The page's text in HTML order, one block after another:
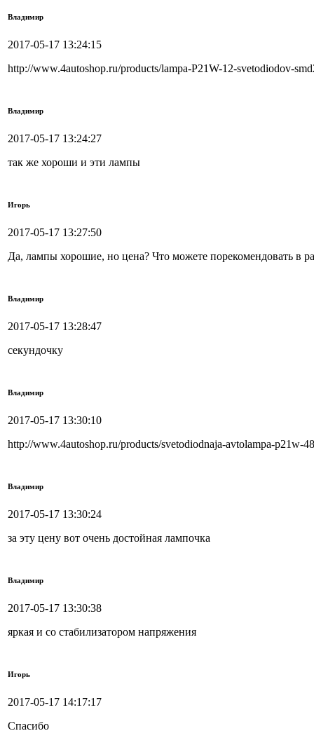
Владимир
2017-05-17 13:24:15
http://www.4autoshop.ru/products/lampa-P21W-12-svetodiodov-
Владимир
2017-05-17 13:24:27
так же хороши и эти лампы
Игорь
2017-05-17 13:27:50
Да, лампы хорошие, но цена? Что можете порекомендовать в
Владимир
2017-05-17 13:28:47
секундочку
Владимир
2017-05-17 13:30:10
http://www.4autoshop.ru/products/svetodiodnaja-avtolampa-p21w-
Владимир
2017-05-17 13:30:24
за эту цену вот очень достойная лампочка
Владимир
2017-05-17 13:30:38
яркая и со стабилизатором напряжения
Игорь
2017-05-17 14:17:17
Спасибо